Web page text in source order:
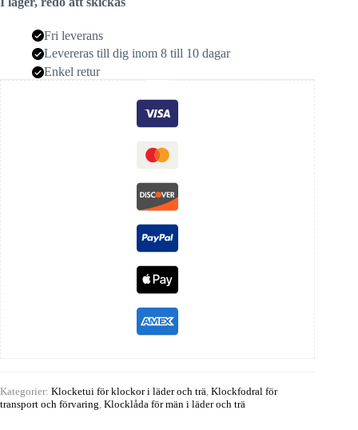
Fri leverans
Levereras till dig inom 8 till 10 dagar
Enkel retur
Kategorier: Klocketui för klockor i läder och trä, Klockfodral för
transport och förvaring, Klocklåda för män i läder och trä